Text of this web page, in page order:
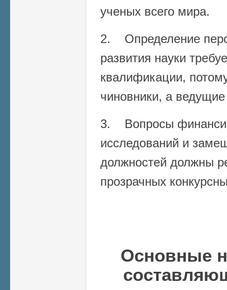
ученых всего мира.
2. Определение
развития науки
квалификации,
чиновники, а
3. Вопросы
исследований и
должностей должны
прозрачных
Основные